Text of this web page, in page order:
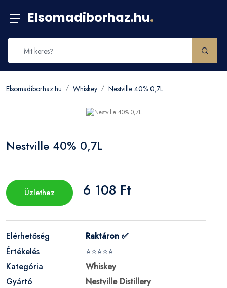
Elsomadiborhaz.hu.
Elsomadiborhaz.hu Whiskey Nestville 40% 0,7L
Nestville 40% 0,7L
Üzlethez 6 108 Ft
Elérhetőség
Raktáron ✅
Értékelés
⭐⭐⭐⭐⭐
Kategória
Whiskey
Gyártó
Nestville Distillery